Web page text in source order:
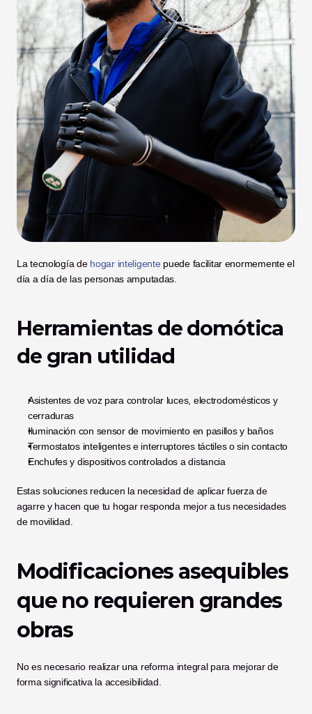
La tecnología de hogar inteligente puede facilitar enormemente el
día a día de las personas amputadas.
Herramientas de domótica
de gran utilidad
Asistentes de voz para controlar luces, electrodomésticos y
cerraduras
Iluminación con sensor de movimiento en pasillos y baños
Termostatos inteligentes e interruptores táctiles o sin contacto
Enchufes y dispositivos controlados a distancia
Estas soluciones reducen la necesidad de aplicar fuerza de
agarre y hacen que tu hogar responda mejor a tus necesidades
de movilidad.
Modificaciones asequibles
que no requieren grandes
obras
No es necesario realizar una reforma integral para mejorar de
forma significativa la accesibilidad.